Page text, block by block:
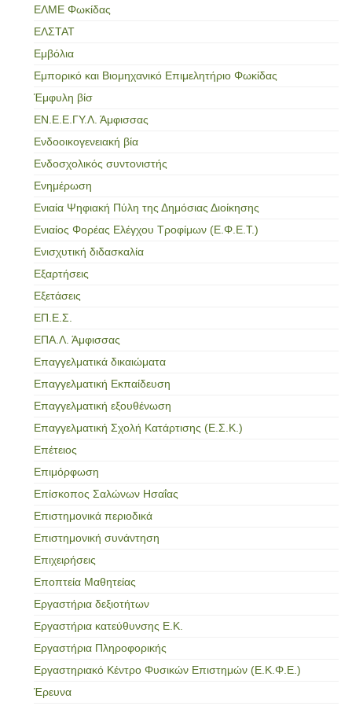
ΕΛΜΕ Φωκίδας
ΕΛΣΤΑΤ
Εμβόλια
Εμπορικό και Βιομηχανικό Επιμελητήριο Φωκίδας
Έμφυλη βίσ
ΕΝ.Ε.Ε.ΓΥ.Λ. Άμφισσας
Ενδοοικογενειακή βία
Ενδοσχολικός συντονιστής
Ενημέρωση
Ενιαία Ψηφιακή Πύλη της Δημόσιας Διοίκησης
Ενιαίος Φορέας Ελέγχου Τροφίμων (Ε.Φ.Ε.Τ.)
Ενισχυτική διδασκαλία
Εξαρτήσεις
Εξετάσεις
ΕΠ.Ε.Σ.
ΕΠΑ.Λ. Άμφισσας
Επαγγελματικά δικαιώματα
Επαγγελματική Εκπαίδευση
Επαγγελματική εξουθένωση
Επαγγελματική Σχολή Κατάρτισης (Ε.Σ.Κ.)
Επέτειος
Επιμόρφωση
Επίσκοπος Σαλώνων Ησαΐας
Επιστημονικά περιοδικά
Επιστημονική συνάντηση
Επιχειρήσεις
Εποπτεία Μαθητείας
Εργαστήρια δεξιοτήτων
Εργαστήρια κατεύθυνσης Ε.Κ.
Εργαστήρια Πληροφορικής
Εργαστηριακό Κέντρο Φυσικών Επιστημών (Ε.Κ.Φ.Ε.)
Έρευνα